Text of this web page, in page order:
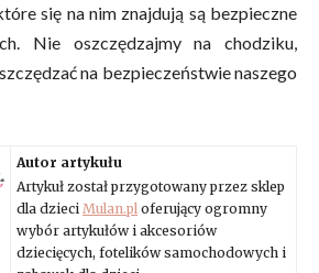
się na nim znajdują są bezpieczne
Nie oszczędzajmy na chodziku,
na bezpieczeństwie naszego
Autor artykułu
Artykuł został przygotowany przez sklep
dla dzieci Mulan.pl oferujący ogromny
wybór artykułów i akcesoriów
dziecięcych, fotelików samochodowych i